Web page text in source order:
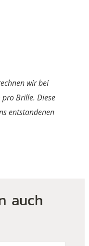
wir bei
pro Brille. Diese
entstandenen
auch